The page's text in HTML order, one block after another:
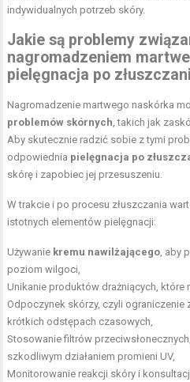
indywidualnych potrzeb skóry.
Jakie są problemy
nagromadzeniem
pielęgnacja po
Nagromadzenie martwego naskórka
problemów skórnych , takich jak
Aby skutecznie radzić sobie z tymi
odpowiednia pielęgnacja po
skórę i zapobiec jej przesuszeniu.
W trakcie i po procesu złuszczania
istotnych elementów pielęgnacji:
Używanie kremu nawilżającego , aby
poziom wilgoci,
Unikanie produktów drażniących, które
Odpoczynek skórzy, czyli ograniczenie
krótkich odstępach czasowych,
Stosowanie filtrów
szkodliwym działaniem promieni UV,
Monitorowanie reakcji skóry i